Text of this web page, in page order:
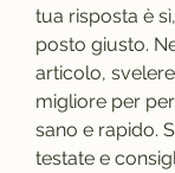
tua risposta è
posto giusto.
articolo,
migliore per
sano e rapido.
testate e